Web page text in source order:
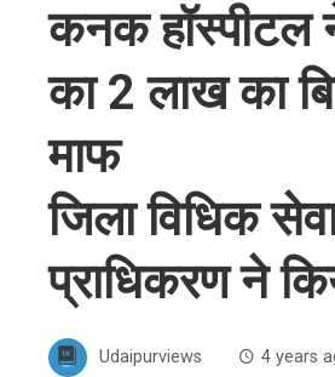
कनक हॉस्पीटल
का 2 लाख का
माफ
जिला विधिक
प्राधिकरण ने
Udaipurviews 4 years